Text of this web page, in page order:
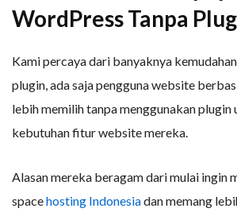
WordPress Tanpa
Kami percaya dari banyaknya
plugin, ada saja pengguna website
lebih memilih tanpa menggunakan plugin
kebutuhan fitur website mereka.
Alasan mereka beragam dari mulai ingin
spacehosting Indonesiadan memang